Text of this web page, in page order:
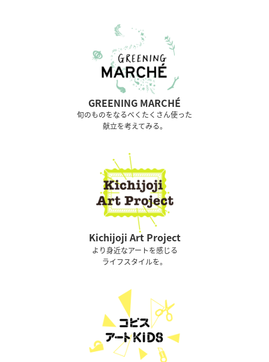
GREENING MARCHÉ
旬のものをなるべくたくさん使った
献立を考えてみる。
Kichijoji Art Project
より身近なアートを感じる
ライフスタイルを。